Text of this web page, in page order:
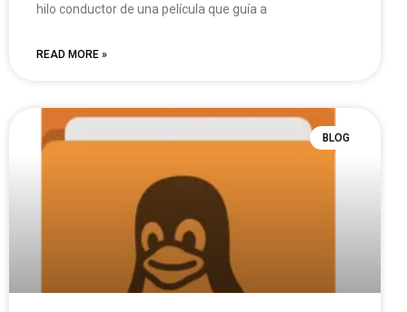
hilo conductor de una película que guía a
READ MORE »
BLOG